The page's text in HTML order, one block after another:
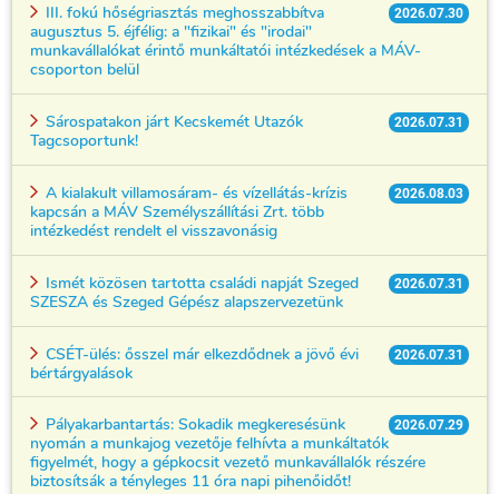
2026.07.30
III. fokú hőségriasztás meghosszabbítva
augusztus 5. éjfélig: a "fizikai" és "irodai"
munkavállalókat érintő munkáltatói intézkedések a MÁV-
csoporton belül
2026.07.31
Sárospatakon járt Kecskemét Utazók
Tagcsoportunk!
2026.08.03
A kialakult villamosáram- és vízellátás-krízis
kapcsán a MÁV Személyszállítási Zrt. több
intézkedést rendelt el visszavonásig
2026.07.31
Ismét közösen tartotta családi napját Szeged
SZESZA és Szeged Gépész alapszervezetünk
2026.07.31
CSÉT-ülés: ősszel már elkezdődnek a jövő évi
bértárgyalások
2026.07.29
Pályakarbantartás: Sokadik megkeresésünk
nyomán a munkajog vezetője felhívta a munkáltatók
figyelmét, hogy a gépkocsit vezető munkavállalók részére
biztosítsák a tényleges 11 óra napi pihenőidőt!